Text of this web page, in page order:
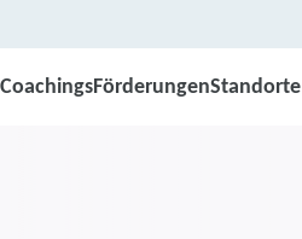
CoachingsFörderungenStandorte